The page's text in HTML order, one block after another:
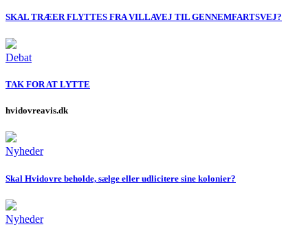
SKAL TRÆER FLYTTES FRA VILLAVEJ TIL GENNEMFARTSVEJ?
Debat
TAK FOR AT LYTTE
hvidovreavis.dk
Nyheder
Skal Hvidovre beholde, sælge eller udlicitere sine kolonier?
Nyheder